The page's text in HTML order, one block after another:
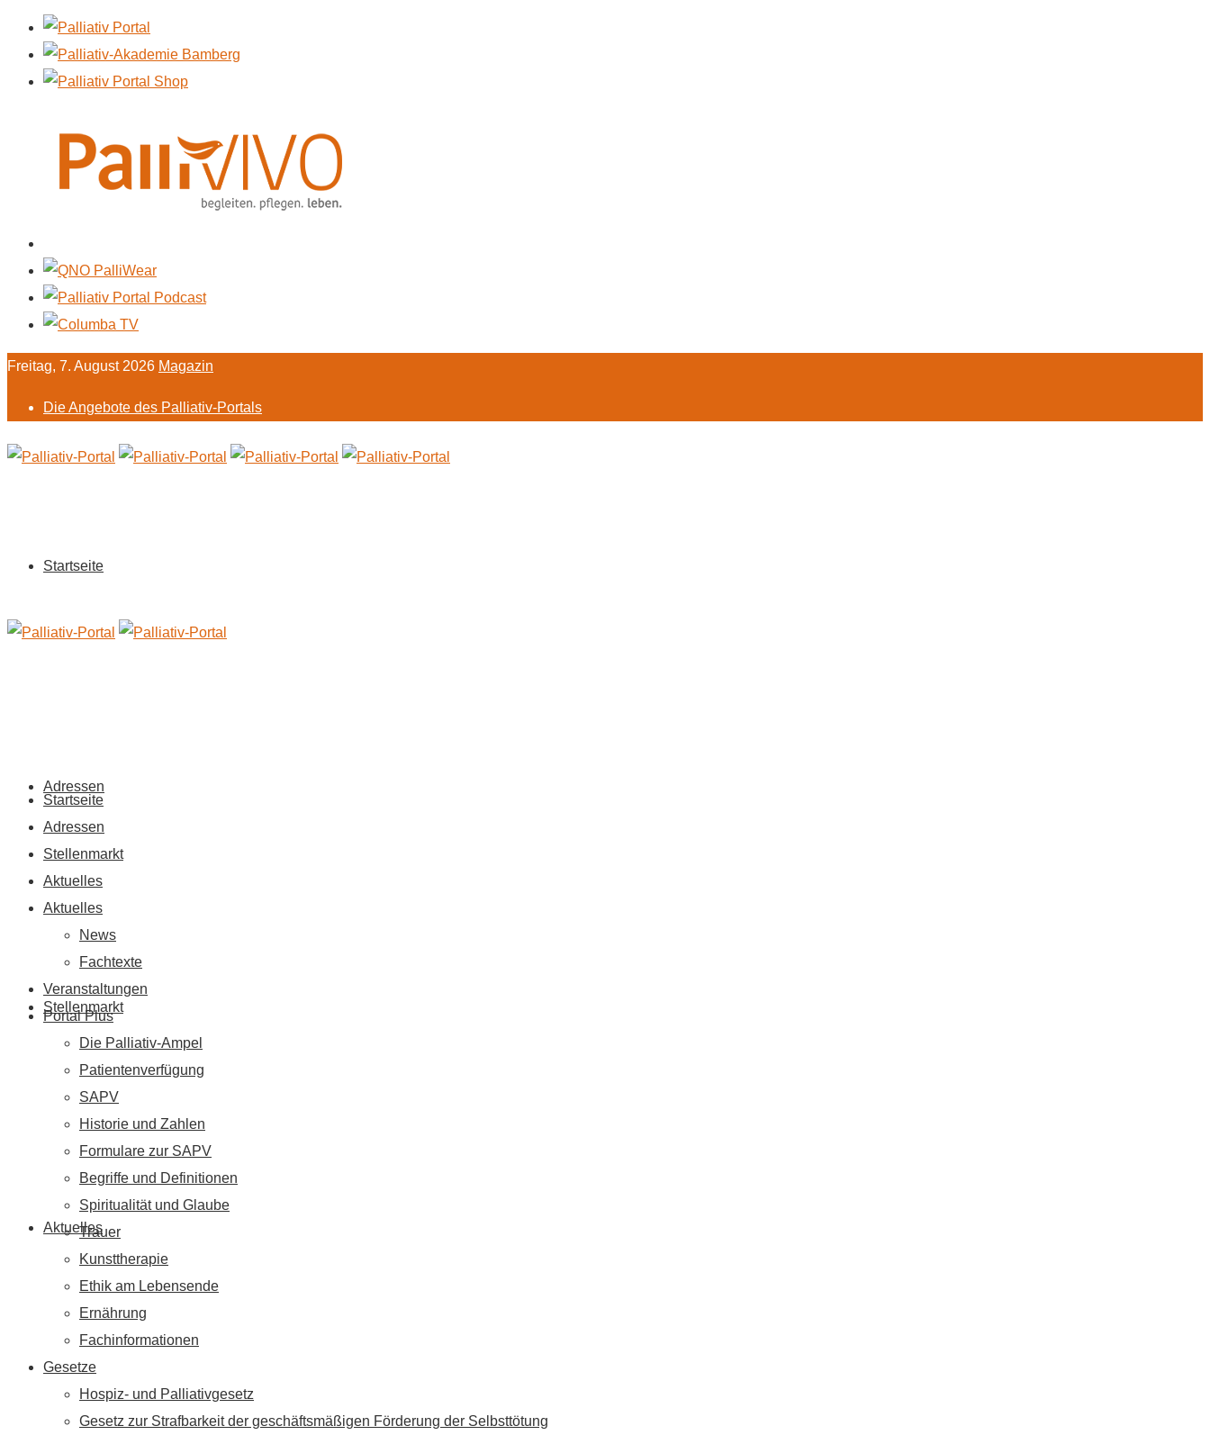
Freitag, 7. August 2026 Magazin
Die Angebote des Palliativ-Portals
Startseite
Adressen
Stellenmarkt
Aktuelles
Startseite
Adressen
Stellenmarkt
Aktuelles
Aktuelles
News
Fachtexte
Veranstaltungen
Portal Plus
Die Palliativ-Ampel
Patientenverfügung
SAPV
Historie und Zahlen
Formulare zur SAPV
Begriffe und Definitionen
Spiritualität und Glaube
Trauer
Kunsttherapie
Ethik am Lebensende
Ernährung
Fachinformationen
Gesetze
Hospiz- und Palliativgesetz
Gesetz zur Strafbarkeit der geschäftsmäßigen Förderung der Selbsttötung